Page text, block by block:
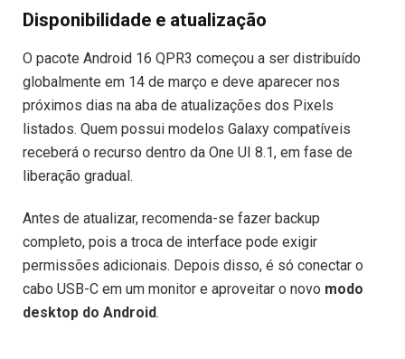
Disponibilidade e atualização
O pacote Android 16 QPR3 começou a ser distribuído
globalmente em 14 de março e deve aparecer nos
próximos dias na aba de atualizações dos Pixels
listados. Quem possui modelos Galaxy compatíveis
receberá o recurso dentro da One UI 8.1, em fase de
liberação gradual.
Antes de atualizar, recomenda-se fazer backup
completo, pois a troca de interface pode exigir
permissões adicionais. Depois disso, é só conectar o
cabo USB-C em um monitor e aproveitar o novo modo
desktop do Android.